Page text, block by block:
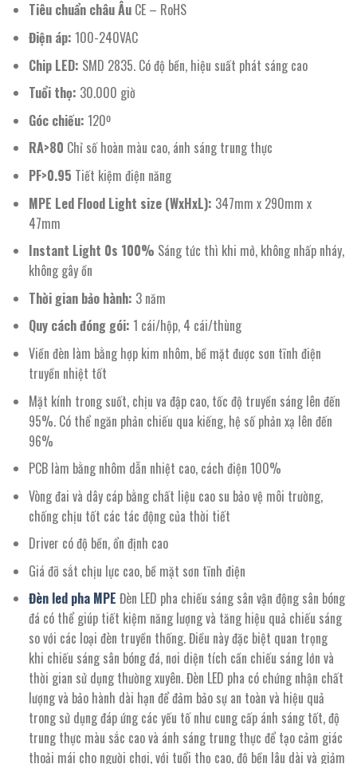
Tiêu chuẩn châu Âu CE – RoHS
Điện áp: 100-240VAC
Chip LED: SMD 2835. Có độ bền, hiệu suất phát sáng cao
Tuổi thọ: 30.000 giờ
Góc chiếu: 120º
RA>80 Chỉ số hoàn màu cao, ánh sáng trung thực
PF>0.95 Tiết kiệm điện năng
MPE Led Flood Light size (WxHxL): 347mm x 290mm x
47mm
Instant Light 0s 100% Sáng tức thì khi mở, không nhấp nháy,
không gây ồn
Thời gian bảo hành: 3 năm
Quy cách đóng gói: 1 cái/hộp, 4 cái/thùng
Viền đèn làm bằng hợp kim nhôm, bề mặt được sơn tĩnh điện
truyền nhiệt tốt
Mặt kính trong suốt, chịu va đập cao, tốc độ truyền sáng lên đến
95%. Có thể ngăn phản chiếu qua kiếng, hệ số phản xạ lên đến
96%
PCB làm bằng nhôm dẫn nhiệt cao, cách điện 100%
Vòng đai và dây cáp bằng chất liệu cao su bảo vệ môi trường,
chống chịu tốt các tác động của thời tiết
Driver có độ bền, ổn định cao
Giá đỡ sắt chịu lực cao, bề mặt sơn tĩnh điện
Đèn led pha MPE Đèn LED pha chiếu sáng sân vận động sân bóng
đá có thể giúp tiết kiệm năng lượng và tăng hiệu quả chiếu sáng
so với các loại đèn truyền thống. Điều này đặc biệt quan trọng
khi chiếu sáng sân bóng đá, nơi diện tích cần chiếu sáng lớn và
thời gian sử dụng thường xuyên. Đèn LED pha có chứng nhận chất
lượng và bảo hành dài hạn để đảm bảo sự an toàn và hiệu quả
trong sử dụng đáp ứng các yếu tố như cung cấp ánh sáng tốt, độ
trung thực màu sắc cao và ánh sáng trung thực để tạo cảm giác
thoải mái cho người chơi, với tuổi thọ cao, độ bền lâu dài và giảm